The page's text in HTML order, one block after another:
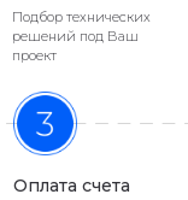
Подбор технических
решений под Ваш
проект
Оплата счета